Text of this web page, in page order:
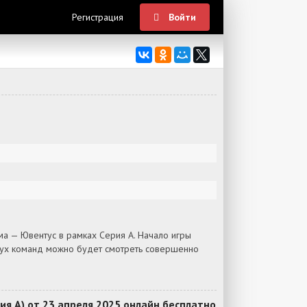
Регистрация Войти
— Ювентус в рамках Серия А. Начало игры
команд можно будет смотреть совершенно
А) от 23 апреля 2025 онлайн бесплатно